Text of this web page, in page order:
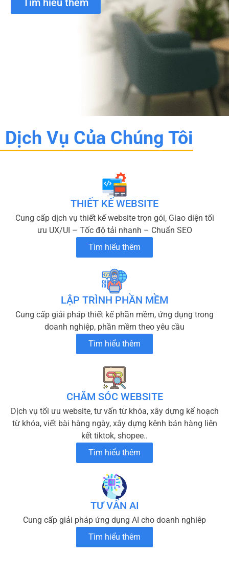
Tìm hiểu thêm
Dịch Vụ Của Chúng Tôi
THIẾT KẾ WEBSITE
Cung cấp dịch vụ thiết kế website trọn gói, Giao diện tối
ưu UX/UI – Tốc độ tải nhanh – Chuẩn SEO
Tìm hiểu thêm
LẬP TRÌNH PHẦN MỀM
Cung cấp giải pháp thiết kế phần mềm, ứng dụng trong
doanh nghiệp, phần mềm theo yêu cầu
Tìm hiểu thêm
CHĂM SÓC WEBSITE
Dịch vụ tối ưu website, tư vấn từ khóa, xây dựng kế hoạch
từ khóa, viết bài hàng ngày, xây dựng kênh bán hàng liên
kết tiktok, shopee..
Tìm hiểu thêm
TƯ VẤN AI
Cung cấp giải pháp ứng dụng AI cho doanh nghiêp
Tìm hiểu thêm